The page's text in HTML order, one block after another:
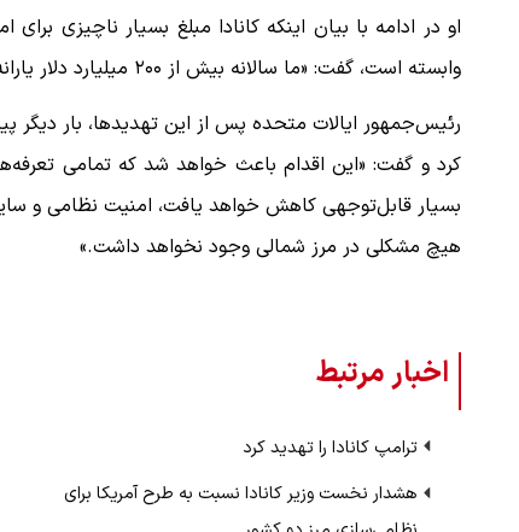
او در ادامه با بیان اینکه کانادا مبلغ بسیار ناچیزی
وابسته است، گفت: «ما سالانه بیش از ۲۰۰ میلیارد دلار یارانه به کانادا پرداخت می‌کنیم. چرا؟ این وضعیت نمی‌تواند ادامه یابد.»
رئیس‌جمهور ایالات متحده پس از این تهدیدها، بار دیگر
کرد و گفت: «این اقدام باعث خواهد شد که تمامی
بسیار قابل‌توجهی کاهش خواهد یافت، امنیت نظامی و
هیچ مشکلی در مرز شمالی وجود نخواهد داشت.»
اخبار مرتبط
ترامپ کانادا را تهدید کرد
هشدار نخست وزیر کانادا نسبت به طرح آمریکا برای